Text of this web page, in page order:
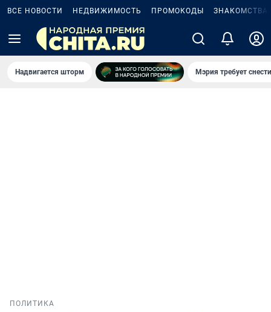
ВСЕ НОВОСТИ НЕДВИЖИМОСТЬ ПРОМОКОДЫ ЗНАКОМСТВА
Надвигается шторм Мэрия требует
ПОЛИТИКА